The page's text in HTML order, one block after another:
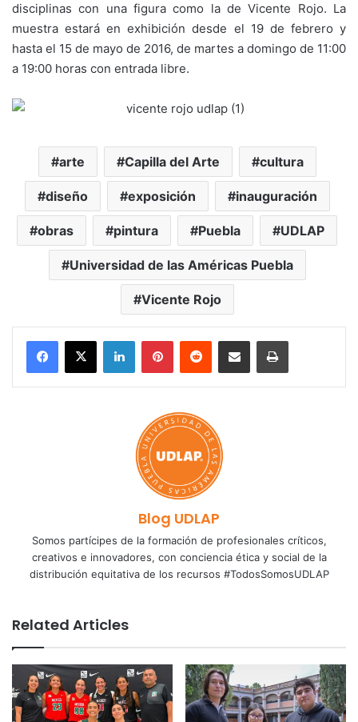
disciplinas con una figura como la de Vicente Rojo. La
muestra estará en exhibición desde el 19 de febrero y
hasta el 15 de mayo de 2016, de martes a domingo de 11:00
a 19:00 horas con entrada libre.
arte Capilla del Arte cultura
diseño exposición inauguración
obras pintura Puebla UDLAP
Universidad de las Américas Puebla
Vicente Rojo
LinkedInPinterestReddit Share via Email Print
Blog UDLAP
Somos partícipes de la formación de profesionales críticos,
creativos e innovadores, con conciencia ética y social de la
distribución equitativa de los recursos #TodosSomosUDLAP
Related Articles